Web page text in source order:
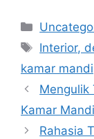
Tags
Interior,
kamar mandi
Mengulik
Kamar Mandi
Rahasia